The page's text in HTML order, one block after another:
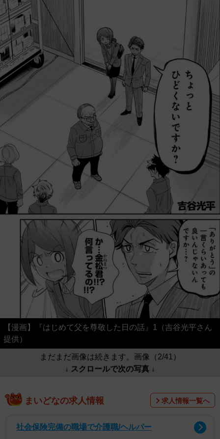
【漫画】『はじめて父を尊敬した日の話』1（吉谷光平さん
提供）
まだまだ画像は続きます。画像（2/41）
↓ スクロールで次の写真 ↓
まいどなの求人情報 求人情報一覧へ
社会保険完備の職場で介護職/ヘルパー